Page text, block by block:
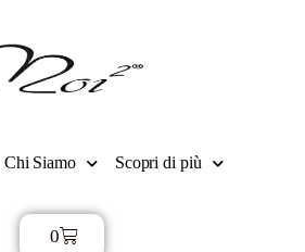
Chi Siamo Scopri di più
0